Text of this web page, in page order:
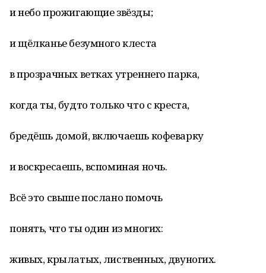
и небо прожигающие звёзды;
и щёлканье безумного клеста
в прозрачных ветках утреннего парка,
когда ты, будто только что с креста,
бредёшь домой, включаешь кофеварку
и воскресаешь, вспоминая ночь.
Всё это свыше послано помочь
понять, что ты один из многих:
живых, крылатых, лиственных, двуногих.